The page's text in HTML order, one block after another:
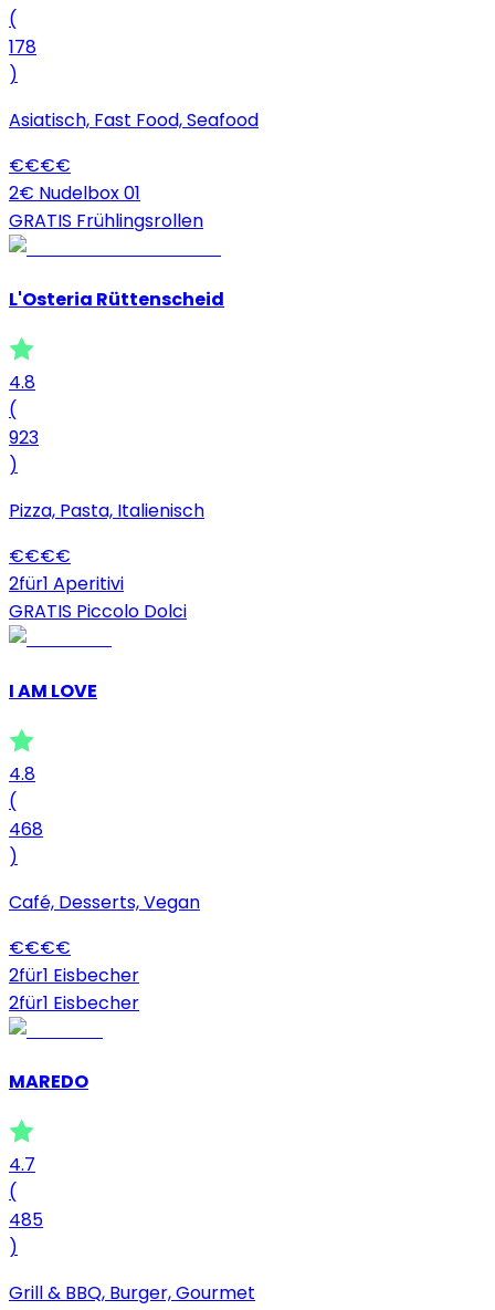
(
178
)
Asiatisch, Fast Food, Seafood
€€€€
2€ Nudelbox 01
GRATIS Frühlingsrollen
L'Osteria Rüttenscheid
4.8
(
923
)
Pizza, Pasta, Italienisch
€€€€
2für1 Aperitivi
GRATIS Piccolo Dolci
I AM LOVE
4.8
(
468
)
Café, Desserts, Vegan
€€€€
2für1 Eisbecher
2für1 Eisbecher
MAREDO
4.7
(
485
)
Grill & BBQ, Burger, Gourmet